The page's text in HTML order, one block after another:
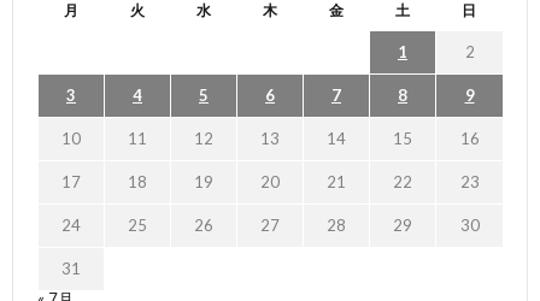
月 火 水 木 金 土 日
1 2
3 4 5 6 7 8 9
10 11 12 13 14 15 16
17 18 19 20 21 22 23
24 25 26 27 28 29 30
31